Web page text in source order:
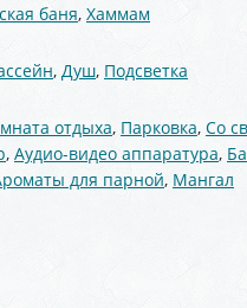
баня, Хаммам
, Душ, Подсветка
отдыха, Парковка, Со
, Аудио-видео аппаратура,
для парной, Мангал